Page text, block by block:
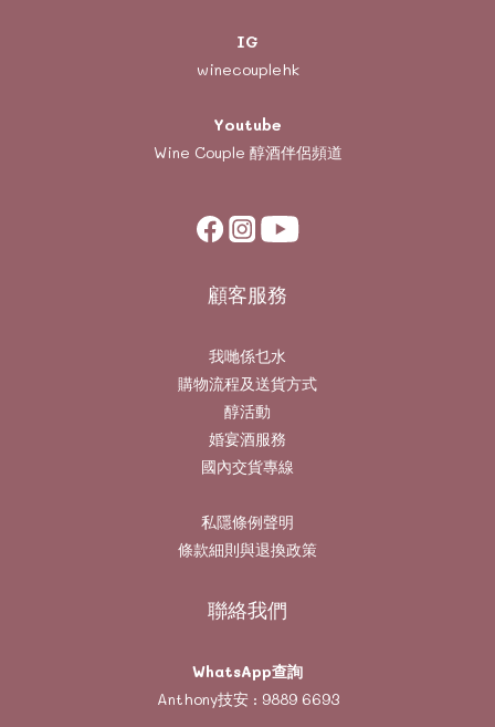
IG
winecouplehk
Youtube
Wine Couple 醇酒伴侶頻道
顧客服務
我哋係乜水
購物流程及送貨方式
醇活動
婚宴酒服務
國內交貨專線
私隱條例聲明
條款細則與退換政策
聯絡我們
WhatsApp查詢
Anthony技安 : 9889 6693